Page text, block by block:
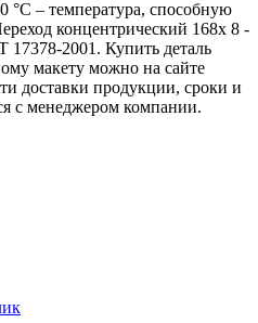
°С – температура, способную
концентрический 168х 8 -
2001. Купить деталь
макету можно на сайте
доставки продукции, сроки и
с менеджером компании.